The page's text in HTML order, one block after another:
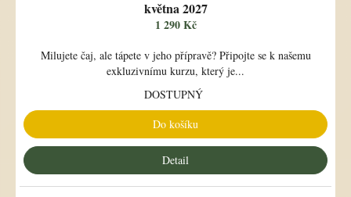
května 2027
1 290 Kč
Milujete čaj, ale tápete v jeho přípravě? Připojte se k našemu
exkluzivnímu kurzu, který je...
DOSTUPNÝ
Do košíku
Detail